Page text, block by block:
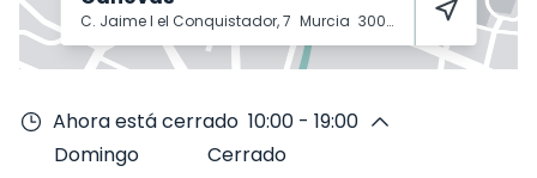
C. Jaime I el Conquistador, 7 Murcia 30008
Ahora está cerrado 10:00 - 19:00
Domingo
Cerrado